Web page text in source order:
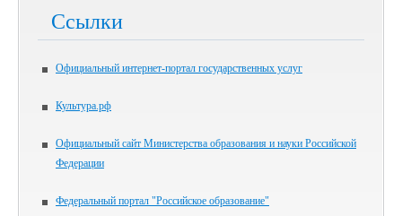
Ссылки
Официальный интернет-портал государственных услуг
Культура.рф
Официальный сайт Министерства образования и науки Российской
Федерации
Федеральный портал "Российское образование"